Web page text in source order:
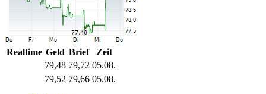
Realtime Geld Brief
Zeit
79,48 79,72 05.08.
79,52 79,66 05.08.